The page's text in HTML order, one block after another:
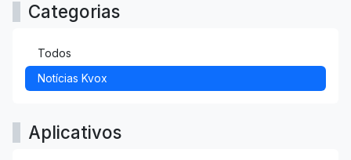
Categorias
Todos
Notícias Kvox
Aplicativos